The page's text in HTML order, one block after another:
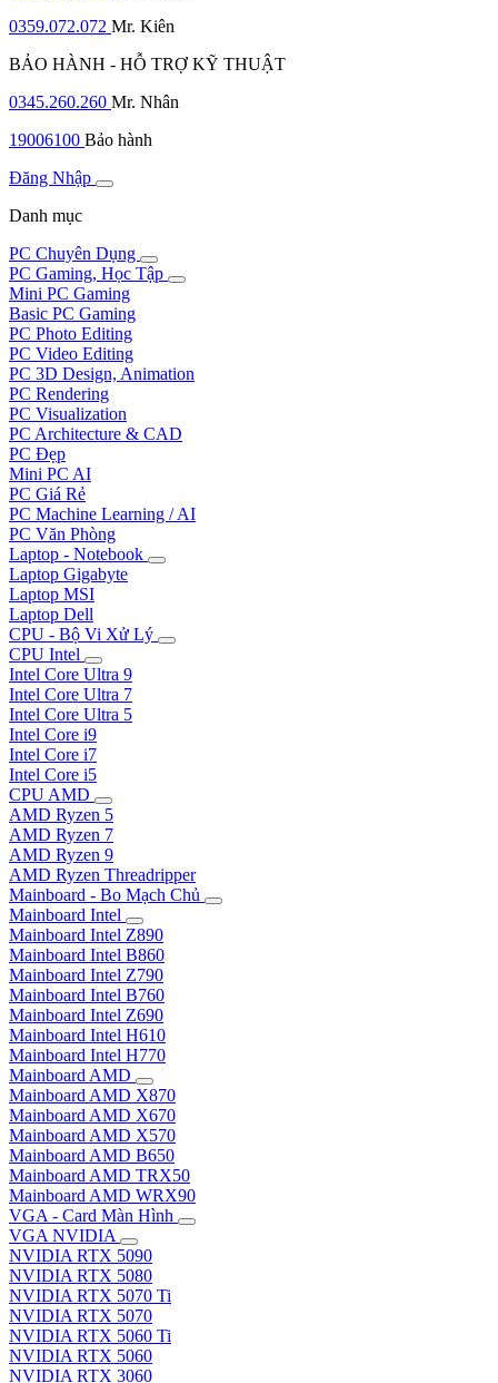
0359.072.072 Mr. Kiên
BẢO HÀNH - HỖ TRỢ KỸ THUẬT
0345.260.260 Mr. Nhân
19006100 Bảo hành
Đăng Nhập
Danh mục
PC Chuyên Dụng
PC Gaming, Học Tập
Mini PC Gaming
Basic PC Gaming
PC Photo Editing
PC Video Editing
PC 3D Design, Animation
PC Rendering
PC Visualization
PC Architecture & CAD
PC Đẹp
Mini PC AI
PC Giá Rẻ
PC Machine Learning / AI
PC Văn Phòng
Laptop - Notebook
Laptop Gigabyte
Laptop MSI
Laptop Dell
CPU - Bộ Vi Xử Lý
CPU Intel
Intel Core Ultra 9
Intel Core Ultra 7
Intel Core Ultra 5
Intel Core i9
Intel Core i7
Intel Core i5
CPU AMD
AMD Ryzen 5
AMD Ryzen 7
AMD Ryzen 9
AMD Ryzen Threadripper
Mainboard - Bo Mạch Chủ
Mainboard Intel
Mainboard Intel Z890
Mainboard Intel B860
Mainboard Intel Z790
Mainboard Intel B760
Mainboard Intel Z690
Mainboard Intel H610
Mainboard Intel H770
Mainboard AMD
Mainboard AMD X870
Mainboard AMD X670
Mainboard AMD X570
Mainboard AMD B650
Mainboard AMD TRX50
Mainboard AMD WRX90
VGA - Card Màn Hình
VGA NVIDIA
NVIDIA RTX 5090
NVIDIA RTX 5080
NVIDIA RTX 5070 Ti
NVIDIA RTX 5070
NVIDIA RTX 5060 Ti
NVIDIA RTX 5060
NVIDIA RTX 3060